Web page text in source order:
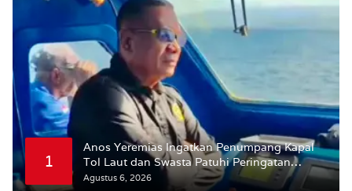
1
Anos Yeremias Ingatkan Penumpang Kapal
Tol Laut dan Swasta Patuhi Peringatan
BMKG
Agustus 6, 2026